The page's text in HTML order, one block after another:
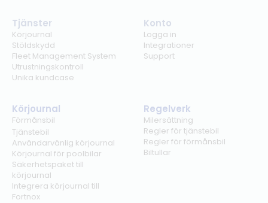
Tjänster
Körjournal
Stöldskydd
Fleet Management System
Utrustningskontroll
Unika kundcase
Konto
Logga in
Integrationer
Support
Körjournal
Förmånsbil
Tjänstebil
Användarvänlig körjournal
Körjournal för poolbilar
Säkerhetspaket till
körjournal
Integrera körjournal till
Fortnox
Regelverk
Milersättning
Regler för tjänstebil
Regler för förmånsbil
Biltullar